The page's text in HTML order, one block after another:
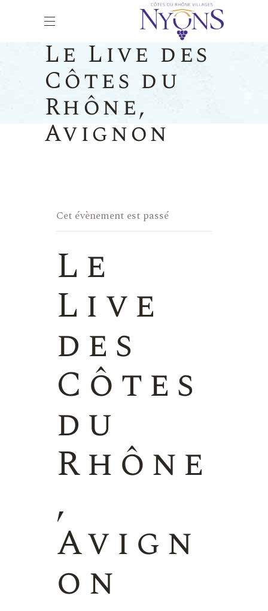
Le Live des
Côtes du
Rhône,
Avignon
Cet évènement est passé
Le
Live
des
Côtes
du
Rhône
,
Avign
on